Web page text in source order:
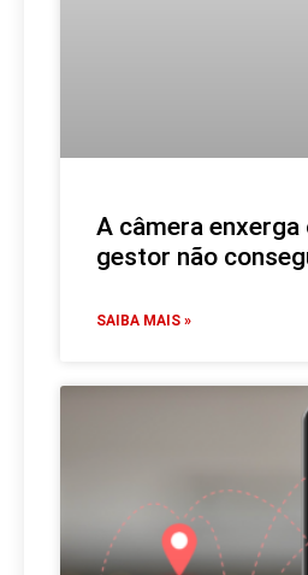
A câmera enxerga
gestor não
SAIBA MAIS »